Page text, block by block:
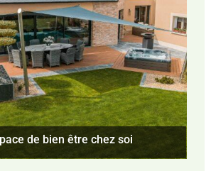
de bien être chez soi